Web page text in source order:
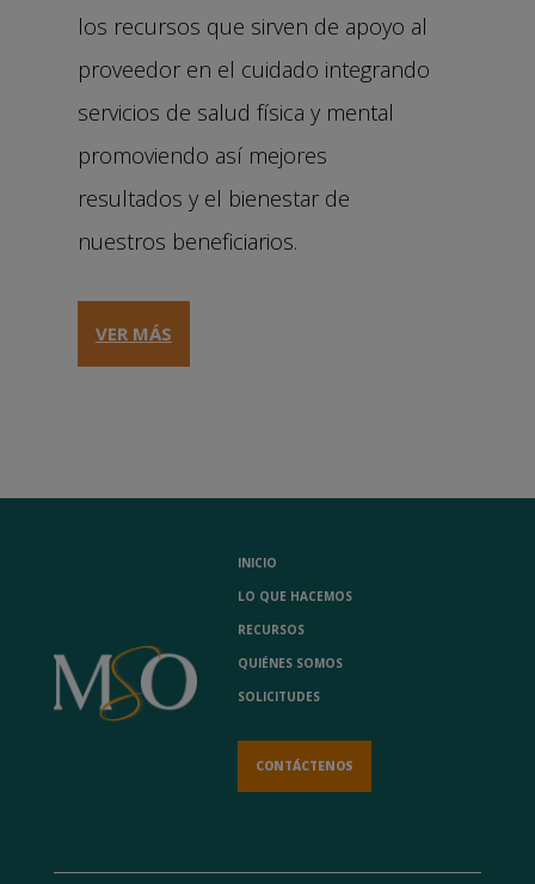
los recursos que sirven de apoyo al
proveedor en el cuidado integrando
servicios de salud física y mental
promoviendo así mejores
resultados y el bienestar de
nuestros beneficiarios.
VER MÁS
INICIO
LO QUE HACEMOS
RECURSOS
QUIÉNES SOMOS
SOLICITUDES
CONTÁCTENOS